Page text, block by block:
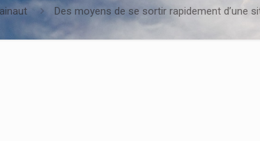
Des moyens de se sortir rapidement d’une